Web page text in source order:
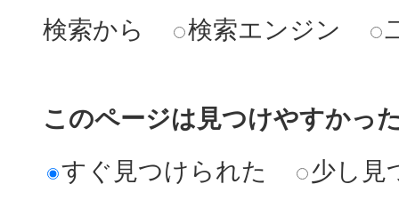
検索から
検索エンジン
このページは見つけやすかっ
すぐ見つけられた
少し見